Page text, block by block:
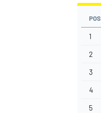
POS
1
2
3
4
5